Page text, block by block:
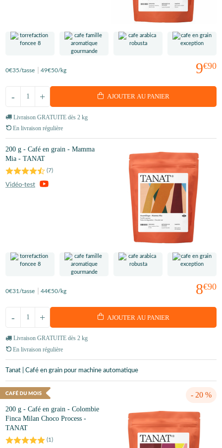
9€90
0€35/tasse 49€50/kg
+
- AJOUTER AU PANIER
Livraison GRATUITE dès 2 kg
En livraison régulière
200 g - Café en grain - Mamma
Mia - TANAT
(7)
8€90
0€31 /tasse 44€50/kg
+
- AJOUTER AU PANIER
Livraison GRATUITE dès 2 kg
En livraison régulière
Tanat | Café en grain pour machine automatique
- 20 %
200 g - Café en grain - Colombie
Finca Milan Choco Process -
TANAT
(1)